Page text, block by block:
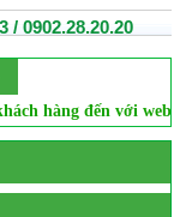
/ 0902.28.20.20
hàng đến với website